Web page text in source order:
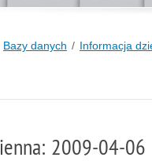
Bazy danych Informacja
2009-04-06